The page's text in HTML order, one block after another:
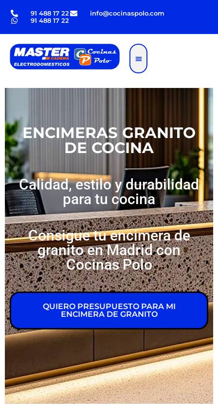
91 488 17 22
info@cocinaspolo.com
91 488 17 22
ENCIMERAS GRANITO
DE COCINA
Calidad, estilo y durabilidad
para tu cocina
Consigue tu encimera de
granito en Madrid con
Cocinas Polo
QUIERO PRESUPUESTO PARA MI
ENCIMERA DE GRANITO